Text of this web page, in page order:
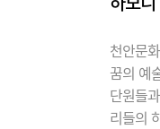
천안문
꿈의 예
단원들
리들의